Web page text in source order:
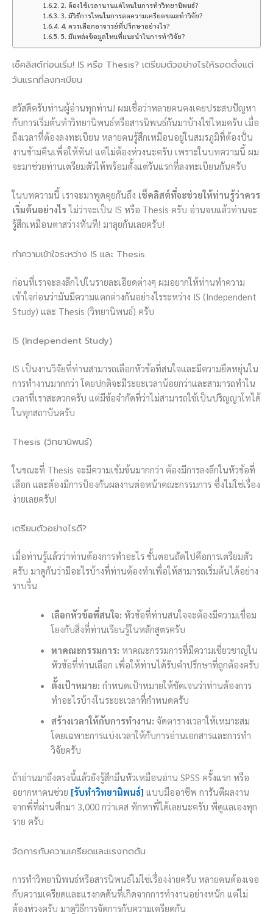
2. ต้องใช้เวลานานแค่ไหนในการทำวิทยานิพนธ์?
3. มีวิธีการไหนในการลดความเครียดขณะทำวิจัย?
4. ควรเลือกอาจารย์ที่ปรึกษาอย่างไร?
5. มีแหล่งข้อมูลไหนที่แนะนำในการทำวิจัย?
เช็คลิสต์ก่อนเริ่ม! IS หรือ Thesis? เตรียมตัวอย่างไรให้รอดตั้งแต่
วันแรกที่ลงทะเบียน
สวัสดีครับท่านผู้อ่านทุกท่าน! ผมเชื่อว่าหลายคนคงเคยประสบปัญหา
กับการเริ่มต้นทำวิทยานิพนธ์หรือสารนิพนธ์กันมาบ้างใช่ไหมครับ เมื่อ
ถึงเวลาที่ต้องลงทะเบียน หลายคนรู้สึกเหมือนอยู่ในสมรภูมิที่ต้องปั่น
งานข้ามคืนเพื่อให้ทัน! แต่ไม่ต้องห่วงนะครับ เพราะในบทความนี้ ผม
จะมาช่วยท่านเตรียมตัวให้พร้อมตั้งแต่วันแรกที่ลงทะเบียนกันครับ
ในบทความนี้ เราจะมาพูดคุยกันถึง เช็คลิสต์ที่จะช่วยให้ท่านรู้ว่าควร
เริ่มต้นอย่างไรไม่ว่าจะเป็น IS หรือ Thesis ครับ อ่านจบแล้วท่านจะ
รู้สึกเหมือนตาสว่างทันที! มาลุยกันเลยครับ!
ทำความเข้าใจระหว่าง IS และ Thesis
ก่อนที่เราจะลงลึกไปในรายละเอียดต่างๆ ผมอยากให้ท่านทำความ
เข้าใจก่อนว่ามันมีความแตกต่างกันอย่างไรระหว่าง IS (Independent
Study) และ Thesis (วิทยานิพนธ์) ครับ
IS (Independent Study)
IS เป็นงานวิจัยที่ท่านสามารถเลือกหัวข้อที่สนใจและมีความยืดหยุ่นใน
การทำงานมากกว่า โดยปกติจะมีระยะเวลาน้อยกว่าและสามารถทำใน
เวลาที่เราสะดวกครับ แต่มีข้อจำกัดที่ว่าไม่สามารถใช้เป็นปริญญาโทได้
ในทุกสถาบันครับ
Thesis (วิทยานิพนธ์)
ในขณะที่ Thesis จะมีความเข้มข้นมากกว่า ต้องมีการลงลึกในหัวข้อที่
เลือก และต้องมีการป้องกันผลงานต่อหน้าคณะกรรมการ ซึ่งไม่ใช่เรื่อง
ง่ายเลยครับ!
เตรียมตัวอย่างไรดี?
เมื่อท่านรู้แล้วว่าท่านต้องการทำอะไร ขั้นตอนถัดไปคือการเตรียมตัว
ครับ มาดูกันว่ามีอะไรบ้างที่ท่านต้องทำเพื่อให้สามารถเริ่มต้นได้อย่าง
ราบรื่น
เลือกหัวข้อที่สนใจ: หัวข้อที่ท่านสนใจจะต้องมีความเชื่อม
โยงกับสิ่งที่ท่านเรียนรู้ในหลักสูตรครับ
หาคณะกรรมการ: หาคณะกรรมการที่มีความเชี่ยวชาญใน
หัวข้อที่ท่านเลือก เพื่อให้ท่านได้รับคำปรึกษาที่ถูกต้องครับ
ตั้งเป้าหมาย: กำหนดเป้าหมายให้ชัดเจนว่าท่านต้องการ
ทำอะไรบ้างในระยะเวลาที่กำหนดครับ
สร้างเวลาให้กับการทำงาน: จัดตารางเวลาให้เหมาะสม
โดยเฉพาะการแบ่งเวลาให้กับการอ่านเอกสารและการทำ
วิจัยครับ
ถ้าอ่านมาถึงตรงนี้แล้วยังรู้สึกมึนหัวเหมือนอ่าน SPSS ครั้งแรก หรือ
อยากหาคนช่วย [รับทำวิทยานิพนธ์] แบบมืออาชีพ การันตีผลงาน
จากพี่ที่ผ่านศึกมา 3,000 กว่าเคส ทักหาพี่ได้เลยนะครับ พี่ดูแลเองทุก
ราย ครับ
จัดการกับความเครียดและแรงกดดัน
การทำวิทยานิพนธ์หรือสารนิพนธ์ไม่ใช่เรื่องง่ายครับ หลายคนต้องเจอ
กับความเครียดและแรงกดดันที่เกิดจากการทำงานอย่างหนัก แต่ไม่
ต้องห่วงครับ มาดูวิธีการจัดการกับความเครียดกัน